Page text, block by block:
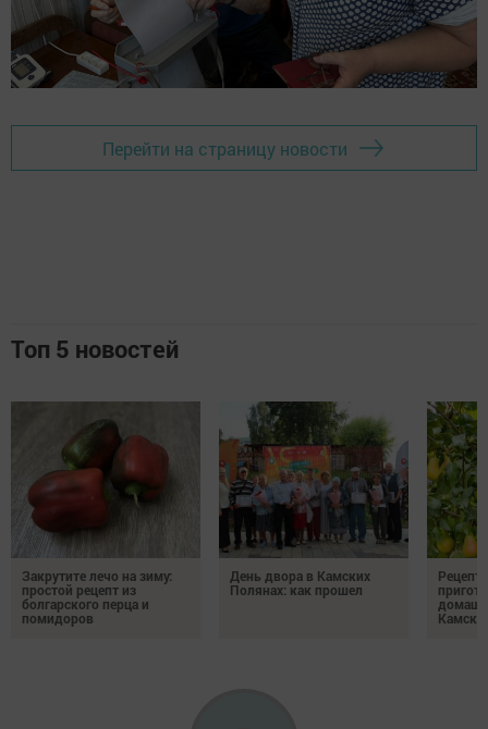
Перейти на страницу новости
Топ 5 новостей
Закрутите лечо на зиму:
простой рецепт из
болгарского перца и
помидоров
День двора в Камских
Полянах: как прошел